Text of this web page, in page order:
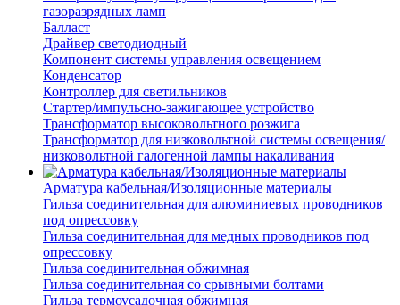
газоразрядных ламп
Балласт
Драйвер светодиодный
Компонент системы управления освещением
Конденсатор
Контроллер для светильников
Стартер/импульсно-зажигающее устройство
Трансформатор высоковольтного розжига
Трансформатор для низковольтной системы освещения/
низковольтной галогенной лампы накаливания
Арматура кабельная/Изоляционные материалы
Гильза соединительная для алюминиевых проводников
под опрессовку
Гильза соединительная для медных проводников под
опрессовку
Гильза соединительная обжимная
Гильза соединительная со срывными болтами
Гильза термоусадочная обжимная